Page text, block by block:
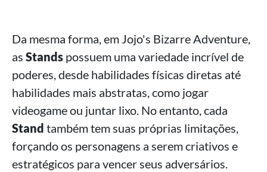
Da mesma forma, em Jojo's Bizarre Adventure,
as Stands possuem uma variedade incrível de
poderes, desde habilidades físicas diretas até
habilidades mais abstratas, como jogar
videogame ou juntar lixo. No entanto, cada
Stand também tem suas próprias limitações,
forçando os personagens a serem criativos e
estratégicos para vencer seus adversários.